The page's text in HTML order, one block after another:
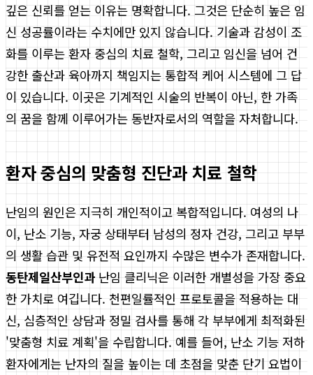
깊은 신뢰를 얻는 이유는 명확합니다. 그것은 단순히 높은 임
신 성공률이라는 수치에만 있지 않습니다. 기술과 감성이 조
화를 이루는 환자 중심의 치료 철학, 그리고 임신을 넘어 건
강한 출산과 육아까지 책임지는 통합적 케어 시스템에 그 답
이 있습니다. 이곳은 기계적인 시술의 반복이 아닌, 한 가족
의 꿈을 함께 이루어가는 동반자로서의 역할을 자처합니다.
환자 중심의 맞춤형 진단과 치료 철학
난임의 원인은 지극히 개인적이고 복합적입니다. 여성의 나
이, 난소 기능, 자궁 상태부터 남성의 정자 건강, 그리고 부부
의 생활 습관 및 유전적 요인까지 수많은 변수가 존재합니다.
동탄제일산부인과난임 클리닉은 이러한 개별성을 가장 중요
한 가치로 여깁니다. 천편일률적인 프로토콜을 적용하는 대
신, 심층적인 상담과 정밀 검사를 통해 각 부부에게 최적화된
'맞춤형 치료 계획'을 수립합니다. 예를 들어, 난소 기능 저하
환자에게는 난자의 질을 높이는 데 초점을 맞춘 단기 요법이